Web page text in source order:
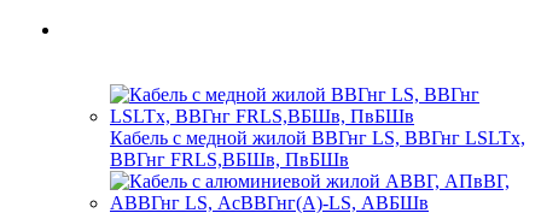
Кабель с медной жилой ВВГнг LS, ВВГнг LSLTx,
ВВГнг FRLS,ВБШв, ПвБШв